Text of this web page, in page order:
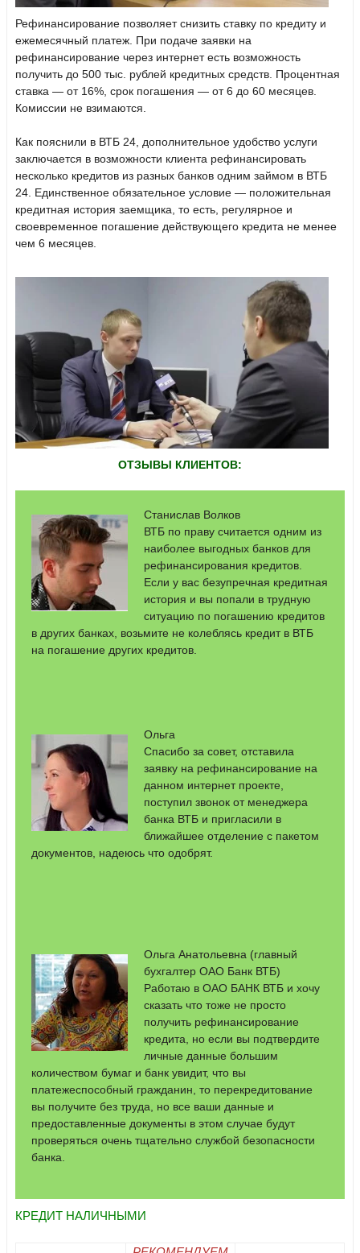
Рефинансирование позволяет снизить ставку по кредиту и
ежемесячный платеж. При подаче заявки на
рефинансирование через интернет есть возможность
получить до 500 тыс. рублей кредитных средств. Процентная
ставка — от 16%, срок погашения — от 6 до 60 месяцев.
Комиссии не взимаются.
Как пояснили в ВТБ 24, дополнительное удобство услуги
заключается в возможности клиента рефинансировать
несколько кредитов из разных банков одним займом в ВТБ
24. Единственное обязательное условие — положительная
кредитная история заемщика, то есть, регулярное и
своевременное погашение действующего кредита не менее
чем 6 месяцев.
ОТЗЫВЫ КЛИЕНТОВ:
Станислав Волков
ВТБ по праву считается одним из
наиболее выгодных банков для
рефинансирования кредитов.
Если у вас безупречная кредитная
история и вы попали в трудную
ситуацию по погашению кредитов
в других банках, возьмите не колеблясь кредит в ВТБ
на погашение других кредитов.
Ольга
Спасибо за совет, отставила
заявку на рефинансирование на
данном интернет проекте,
поступил звонок от менеджера
банка ВТБ и пригласили в
ближайшее отделение с пакетом
документов, надеюсь что одобрят.
Ольга Анатольевна (главный
бухгалтер ОАО Банк ВТБ)
Работаю в ОАО БАНК ВТБ и хочу
сказать что тоже не просто
получить рефинансирование
кредита, но если вы подтвердите
личные данные большим
количеством бумаг и банк увидит, что вы
платежеспособный гражданин, то перекредитование
вы получите без труда, но все ваши данные и
предоставленные документы в этом случае будут
проверяться очень тщательно службой безопасности
банка.
КРЕДИТ НАЛИЧНЫМИ